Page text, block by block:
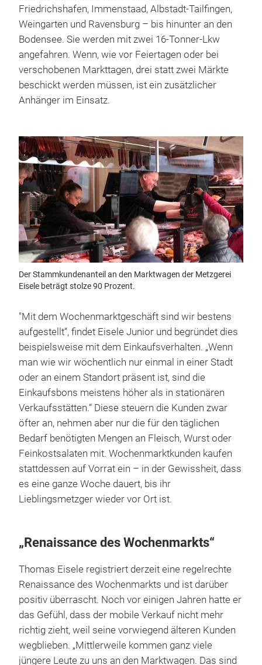
Friedrichshafen, Immenstaad, Albstadt-Tailfingen,
Weingarten und Ravensburg – bis hinunter an den
Bodensee. Sie werden mit zwei 16-Tonner-Lkw
angefahren. Wenn, wie vor Feiertagen oder bei
verschobenen Markttagen, drei statt zwei Märkte
beschickt werden müssen, ist ein zusätzlicher
Anhänger im Einsatz.
Der Stammkundenanteil an den Marktwagen der Metzgerei
Eisele beträgt stolze 90 Prozent.
"Mit dem Wochenmarktgeschäft sind wir bestens
aufgestellt“, findet Eisele Junior und begründet dies
beispielsweise mit dem Einkaufsverhalten. „Wenn
man wie wir wöchentlich nur einmal in einer Stadt
oder an einem Standort präsent ist, sind die
Einkaufsbons meistens höher als in stationären
Verkaufsstätten.“ Diese steuern die Kunden zwar
öfter an, nehmen aber nur die für den täglichen
Bedarf benötigten Mengen an Fleisch, Wurst oder
Feinkostsalaten mit. Wochenmarktkunden kaufen
stattdessen auf Vorrat ein – in der Gewissheit, dass
es eine ganze Woche dauert, bis ihr
Lieblingsmetzger wieder vor Ort ist.
„Renaissance des Wochenmarkts“
Thomas Eisele registriert derzeit eine regelrechte
Renaissance des Wochenmarkts und ist darüber
positiv überrascht. Noch vor einigen Jahren hatte er
das Gefühl, dass der mobile Verkauf nicht mehr
richtig zieht, weil seine vorwiegend älteren Kunden
wegblieben. „Mittlerweile kommen ganz viele
jüngere Leute zu uns an den Marktwagen. Das sind